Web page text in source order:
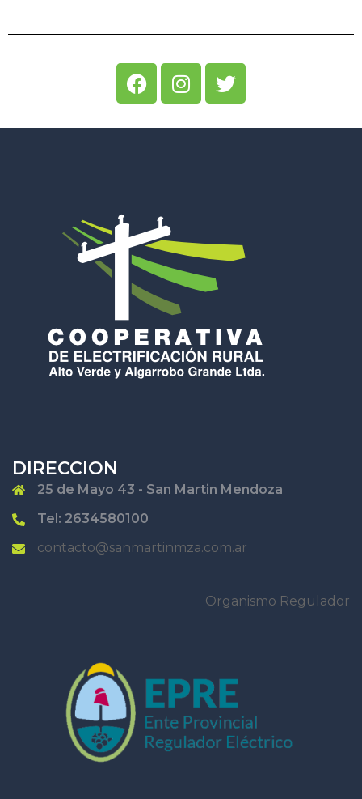
DIRECCION
25 de Mayo 43 - San Martin Mendoza
Tel: 2634580100
contacto@sanmartinmza.com.ar
Organismo Regulador